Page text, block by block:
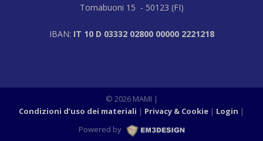
Tornabuoni 15 - 50123 (FI)
IBAN: IT 10 D 03332 02800 00000 2221218
© 2026 MAMI |
Condizioni d’uso dei materiali
Privacy & Cookie Login |
Powered by